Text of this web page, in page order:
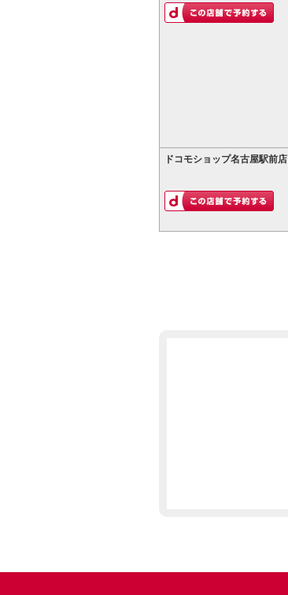
ドコモショップ名古屋駅前店